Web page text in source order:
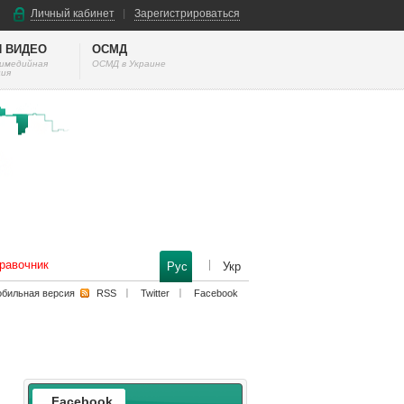
Личный кабинет Зарегистрироваться
ВИДЕО ОСМД
ОСМД в Украине
Рус Укр
версия RSS Twitter Facebook